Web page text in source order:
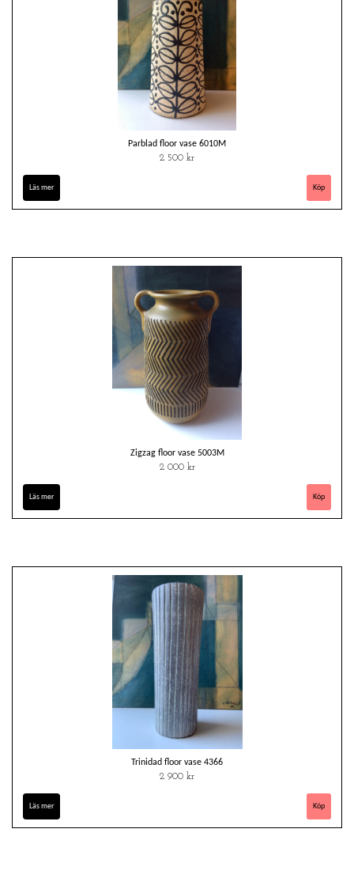
Parblad floor vase 6010M
2 500 kr
Läs mer
Zigzag floor vase 5003M
2 000 kr
Läs mer
Trinidad floor vase 4366
2 900 kr
Läs mer